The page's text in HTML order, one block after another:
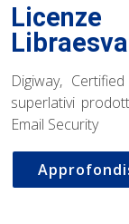
Libraesva
Digiway,
superlativi
Email Security